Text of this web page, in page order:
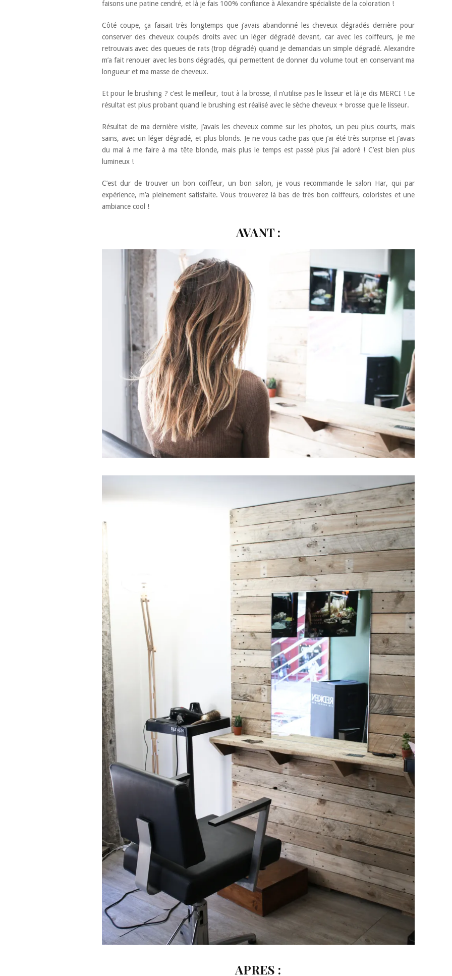
faisons une patine cendré, et là je fais 100% confiance à Alexandre spécialiste de la coloration !
Côté coupe, ça faisait très longtemps que j’avais abandonné les cheveux dégradés derrière pour
conserver des cheveux coupés droits avec un léger dégradé devant, car avec les coiffeurs, je me
retrouvais avec des queues de rats (trop dégradé) quand je demandais un simple dégradé. Alexandre
m’a fait renouer avec les bons dégradés, qui permettent de donner du volume tout en conservant ma
longueur et ma masse de cheveux.
Et pour le brushing ? c’est le meilleur, tout à la brosse, il n’utilise pas le lisseur et là je dis MERCI ! Le
résultat est plus probant quand le brushing est réalisé avec le sèche cheveux + brosse que le lisseur.
Résultat de ma dernière visite, j’avais les cheveux comme sur les photos, un peu plus courts, mais
sains, avec un léger dégradé, et plus blonds. Je ne vous cache pas que j’ai été très surprise et j’avais
du mal à me faire à ma tête blonde, mais plus le temps est passé plus j’ai adoré ! C’est bien plus
lumineux !
C’est dur de trouver un bon coiffeur, un bon salon, je vous recommande le salon Har, qui par
expérience, m’a pleinement satisfaite. Vous trouverez là bas de très bon coiffeurs, coloristes et une
ambiance cool !
AVANT :
APRES :